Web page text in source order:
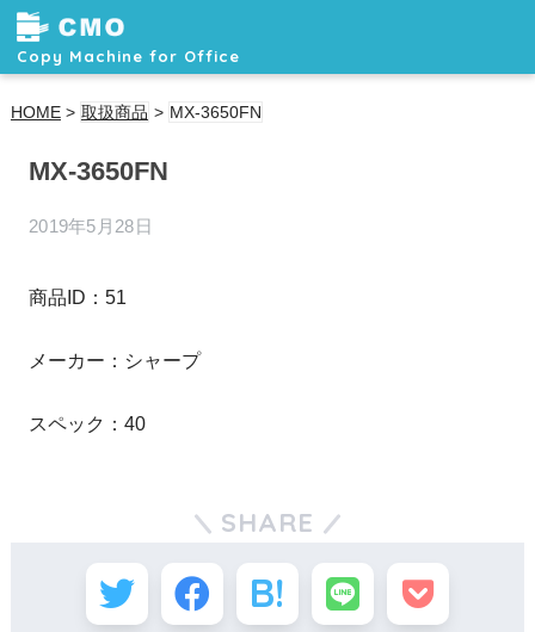
Copy Machine for Office
HOME> 取扱商品 > MX-3650FN
MX-3650FN
2019年5月28日
商品ID：51
メーカー：シャープ
スペック：40
SHARE